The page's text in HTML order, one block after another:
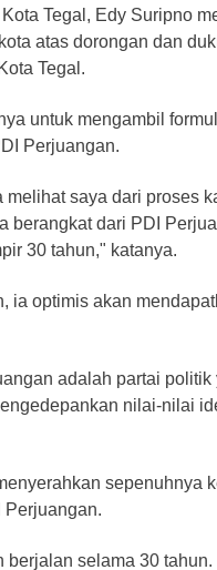
Tegal, Edy Suripno
atas dorongan dan
Tegal.
untuk mengambil
Perjuangan.
melihat saya dari proses
berangkat dari PDI
30 tahun," katanya.
ia optimis akan
adalah partai
nilai-nilai
sepenuhnya
Perjuangan.
berjalan selama 30